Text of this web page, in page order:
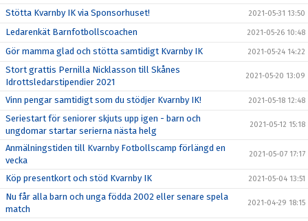
Stötta Kvarnby IK via Sponsorhuset! 2021-05-31 13:50
Ledarenkät Barnfotbollscoachen 2021-05-26 10:48
Gör mamma glad och stötta samtidigt Kvarnby IK 2021-05-24 14:22
Stort grattis Pernilla Nicklasson till Skånes
Idrottsledarstipendier 2021
2021-05-20 13:09
Vinn pengar samtidigt som du stödjer Kvarnby IK! 2021-05-18 12:48
Seriestart för seniorer skjuts upp igen - barn och
ungdomar startar serierna nästa helg
2021-05-12 15:18
Anmälningstiden till Kvarnby Fotbollscamp förlängd en
vecka
2021-05-07 17:17
Köp presentkort och stöd Kvarnby IK 2021-05-04 13:51
Nu får alla barn och unga födda 2002 eller senare spela
match
2021-04-29 18:15